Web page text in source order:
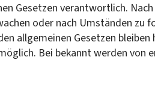
Gesetzen verantwortlich.
oder nach Umständen zu
allgemeinen Gesetzen bleiben
Bei bekannt werden von